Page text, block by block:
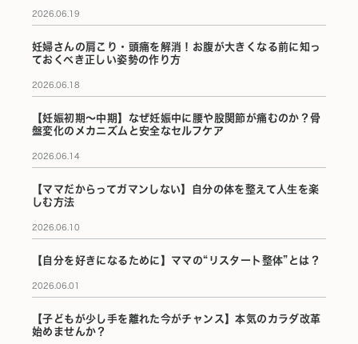
2026.06.19
妊婦さんの肩こり・頭痛を解消！お腹が大きくなる前に知っ
ておくべき正しい姿勢の作り方
2026.06.18
【妊娠初期〜中期】なぜ妊娠中に腰や股関節が痛むのか？骨
盤変化のメカニズムと安全なセルフケア
2026.06.14
【ママだからってガマンしない】自分の体を整えて人生を楽
しむ方法
2026.06.10
【自分を好きになるために】ママの“リスタート整体”とは？
2026.06.01
【子どもが少し手を離れた今がチャンス】本気のカラダ改革
始めませんか？